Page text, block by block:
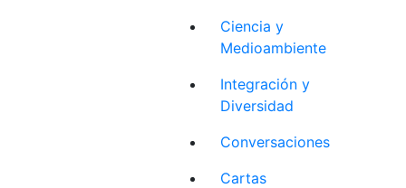
Ciencia y
Medioambiente
Integración y
Diversidad
Conversaciones
Cartas